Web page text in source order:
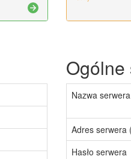
Ogólne
Nazwa serwera
Adres serwera
Hasło serwera